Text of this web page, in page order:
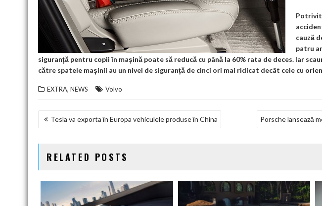
Potrivit
cauză
patru
siguranță pentru copii în mașină poate să reducă cu până la 60% rata de deces. Iar
către spatele mașinii au un nivel de siguranță de cinci ori mai ridicat decât cele cu
EXTRA, NEWS Volvo
NAVIGARE
ARTICOLE
Tesla va exporta în Europa vehiculele produse în China Porsche lansează
RELATED POSTS